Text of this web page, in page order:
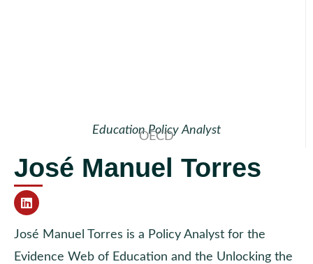
Education Policy Analyst
OECD
José Manuel Torres
José Manuel Torres is a Policy Analyst for the
Evidence Web of Education and the Unlocking the